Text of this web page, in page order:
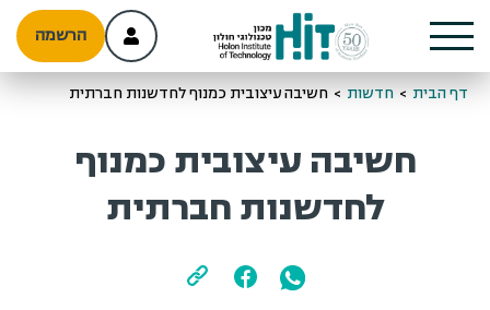
הרשמה
דף הבית > חדשות > חשיבה עיצובית כמנוף לחדשנות חברתית
חשיבה עיצובית כמנוף
לחדשנות חברתית